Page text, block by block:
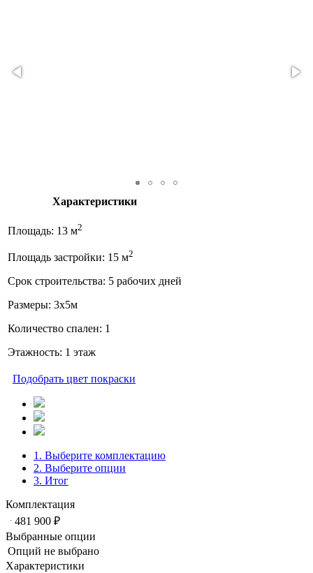
Характеристики
Площадь: 13 м2
Площадь застройки: 15 м2
Срок строительства: 5 рабочих дней
Размеры: 3x5м
Количество спален: 1
Этажность: 1 этаж
Подобрать цвет покраски
1. Выберите комплектацию
2. Выберите опции
3. Итог
Комплектация
481 900 ₽
Выбранные опции
Опций не выбрано
Характеристики